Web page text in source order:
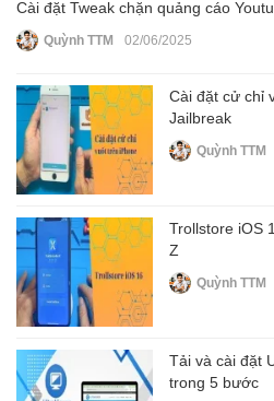
Cài đặt Tweak chặn quảng cáo
Quỳnh TTM 02/06/2025
Cài đặt cử chỉ
Jailbreak
Quỳnh TTM
Trollstore iOS
Z
Quỳnh TTM
Tải và cài đặt
trong 5 bước